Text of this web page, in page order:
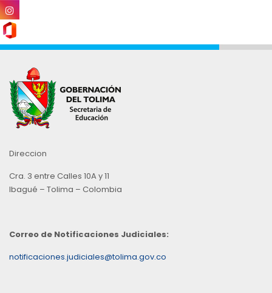
Direccion
Cra. 3 entre Calles 10A y 11
Ibagué – Tolima – Colombia
Correo de Notificaciones Judiciales:
notificaciones.judiciales@tolima.gov.co